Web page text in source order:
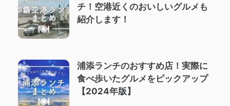
チ！空港近くのおいしいグルメも
紹介します！
浦添ランチのおすすめ店！実際に
食べ歩いたグルメをピックアップ
【2024年版】